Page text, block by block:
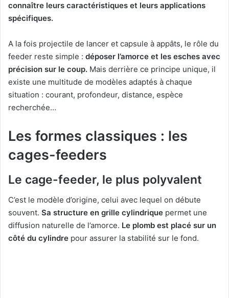
connaître leurs caractéristiques et leurs applications
spécifiques.
A la fois projectile de lancer et capsule à appâts, le rôle du
feeder reste simple : déposer l’amorce et les esches avec
précision sur le coup. Mais derrière ce principe unique, il
existe une multitude de modèles adaptés à chaque
situation : courant, profondeur, distance, espèce
recherchée…
Les formes classiques : les
cages-feeders
Le cage-feeder, le plus polyvalent
C’est le modèle d’origine, celui avec lequel on débute
souvent. Sa structure en grille cylindrique permet une
diffusion naturelle de l’amorce. Le plomb est placé sur un
côté du cylindre pour assurer la stabilité sur le fond.